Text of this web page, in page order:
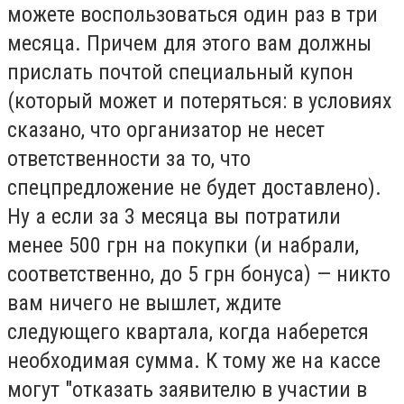
можете воспользоваться один раз в три
месяца. Причем для этого вам должны
прислать почтой специальный купон
(который может и потеряться: в условиях
сказано, что организатор не несет
ответственности за то, что
спецпредложение не будет доставлено).
Ну а если за 3 месяца вы потратили
менее 500 грн на покупки (и набрали,
соответственно, до 5 грн бонуса) — никто
вам ничего не вышлет, ждите
следующего квартала, когда наберется
необходимая сумма. К тому же на кассе
могут "отказать заявителю в участии в